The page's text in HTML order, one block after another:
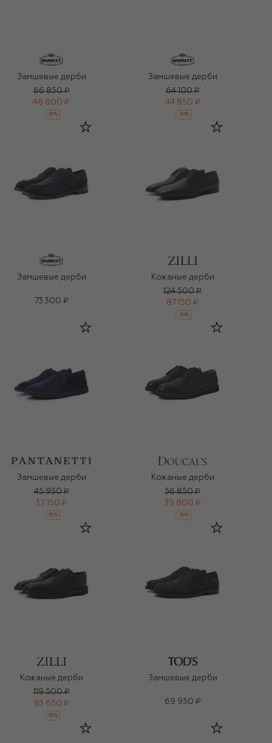
Замшевые дерби
66 850 ₽
46 800 ₽
-30%
Замшевые дерби
64 100 ₽
44 850 ₽
-30%
Замшевые дерби
73 300 ₽
Кожаные дерби
124 500 ₽
87 150 ₽
-30%
Замшевые дерби
45 950 ₽
32 150 ₽
-30%
Кожаные дерби
56 850 ₽
39 800 ₽
-30%
Кожаные дерби
119 500 ₽
83 650 ₽
-30%
Замшевые дерби
69 950 ₽